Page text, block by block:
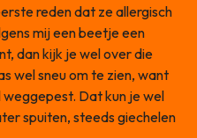
reden dat ze allergisch
mij een beetje een
dan kijk je wel over die
wel sneu om te zien, want
Dat kun je wel
spuiten, steeds giechelen